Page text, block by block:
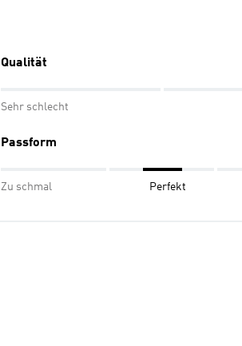
Qualität
Sehr schlecht
Passform
Zu schmal Perfekt